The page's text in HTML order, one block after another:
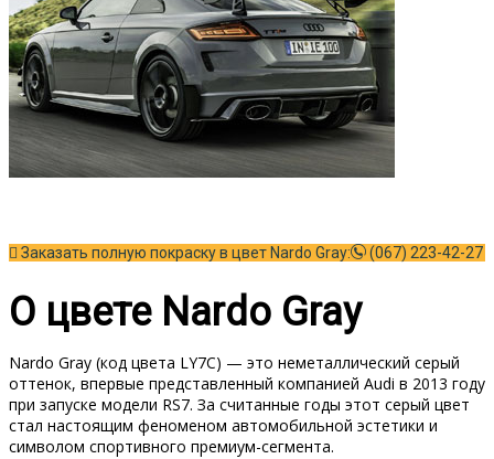
Заказать полную покраску в цвет Nardo Gray: (067) 223-42-27
О цвете Nardo Gray
Nardo Gray (код цвета LY7C) — это неметаллический серый
оттенок, впервые представленный компанией Audi в 2013 году
при запуске модели RS7. За считанные годы этот серый цвет
стал настоящим феноменом автомобильной эстетики и
символом спортивного премиум-сегмента.